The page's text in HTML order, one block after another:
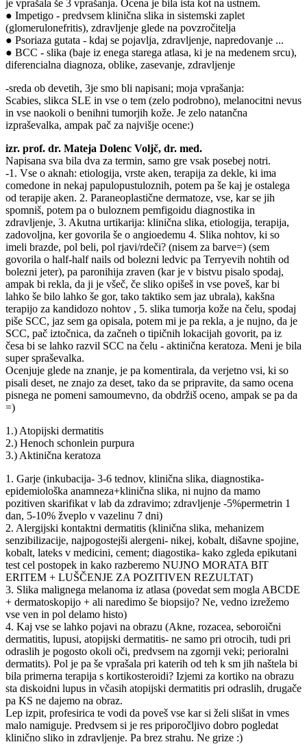
je vprašala še 3 vprašanja. Ocena je bila ista kot na ustnem.
● Impetigo - predvsem klinična slika in sistemski zaplet
(glomerulonefritis), zdravljenje glede na povzročitelja
● Psoriaza gutata - kdaj se pojavlja, zdravljenje, napredovanje ...
● BCC - slika (baje iz enega starega atlasa, ki je na medenem srcu),
diferencialna diagnoza, oblike, zasevanje, zdravljenje
-sreda ob devetih, 3je smo bli napisani; moja vprašanja:
Scabies, slikca SLE in vse o tem (zelo podrobno), melanocitni nevus
in vse naokoli o benihni tumorjih kože. Je zelo natančna
izpraševalka, ampak pač za najvišje ocene:)
izr. prof. dr. Mateja Dolenc Voljč, dr. med.
Napisana sva bila dva za termin, samo gre vsak posebej notri.
-1. Vse o aknah: etiologija, vrste aken, terapija za dekle, ki ima
comedone in nekaj papulopustuloznih, potem pa še kaj je ostalega
od terapije aken. 2. Paraneoplastične dermatoze, vse, kar se jih
spomniš, potem pa o buloznem pemfigoidu diagnostika in
zdravljenje, 3. Akutna urtikarija: klinična slika, etiologija, terapija,
zadovoljna, ker govorila še o angioedemu 4. Slika nohtov, ki so
imeli brazde, pol beli, pol rjavi/rdeči? (nisem za barve=) (sem
govorila o half-half nails od bolezni ledvic pa Terryevih nohtih od
bolezni jeter), pa paronihija zraven (kar je v bistvu pisalo spodaj,
ampak bi rekla, da ji je všeč, če sliko opišeš in vse poveš, kar bi
lahko še bilo lahko še gor, tako taktiko sem jaz ubrala), kakšna
terapijo za kandidozo nohtov , 5. slika tumorja kože na čelu, spodaj
piše SCC, jaz sem ga opisala, potem mi je pa rekla, a je nujno, da je
SCC, pač iztočnica, da začneh o tipičnih lokacijah govorit, pa iz
česa bi se lahko razvil SCC na čelu - aktinična keratoza. Meni je bila
super spraševalka.
Ocenjuje glede na znanje, je pa komentirala, da verjetno vsi, ki so
pisali deset, ne znajo za deset, tako da se pripravite, da samo ocena
pisnega ne pomeni samoumevno, da obdržiš oceno, ampak se pa da
=)
1.) Atopijski dermatitis
2.) Henoch schonlein purpura
3.) Aktinična keratoza
1. Garje (inkubacija- 3-6 tednov, klinična slika, diagnostika-
epidemiološka anamneza+klinična slika, ni nujno da mamo
pozitiven skarifikat v lab da zdravimo; zdravljenje -5%permetrin 1
dan, 5-10% žveplo v vazelinu 7 dni)
2. Alergijski kontaktni dermatitis (klinična slika, mehanizem
senzibilizacije, najpogostejši alergeni- nikej, kobalt, dišavne spojine,
kobalt, lateks v medicini, cement; diagostika- kako zgleda epikutani
test cel postopek in kako razberemo NUJNO MORATA BIT
ERITEM + LUŠČENJE ZA POZITIVEN REZULTAT)
3. Slika malignega melanoma iz atlasa (povedat sem mogla ABCDE
+ dermatoskopijo + ali naredimo še biopsijo? Ne, vedno izrežemo
vse ven in pol delamo histo)
4. Kaj vse se lahko pojavi na obrazu (Akne, rozacea, seboroični
dermatitis, lupusi, atopijski dermatitis- ne samo pri otrocih, tudi pri
odraslih je pogosto okoli oči, predvsem na zgornji veki; perioralni
dermatits). Pol je pa še vprašala pri katerih od teh k sm jih naštela bi
bila primerna terapija s kortikosteroidi? Izjemi za kortiko na obrazu
sta diskoidni lupus in včasih atopijski dermatitis pri odraslih, drugače
pa KS ne dajemo na obraz.
Lep izpit, profesirica te vodi da poveš vse kar si želi slišat in vmes
malo namiguje. Predvsem si je res priporočljivo dobro pogledat
klinično sliko in zdravljenje. Pa brez strahu. Ne grize :)